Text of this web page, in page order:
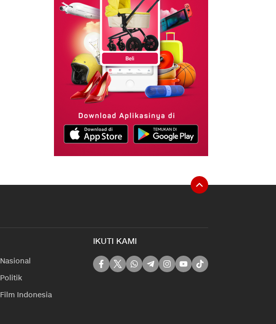
Nasional
Politik
Film Indonesia
IKUTI KAMI